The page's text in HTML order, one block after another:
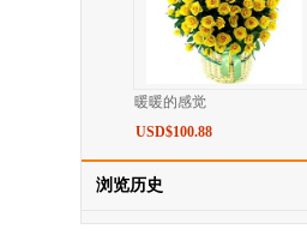
暖暖的感觉
USD$100.88
浏览历史